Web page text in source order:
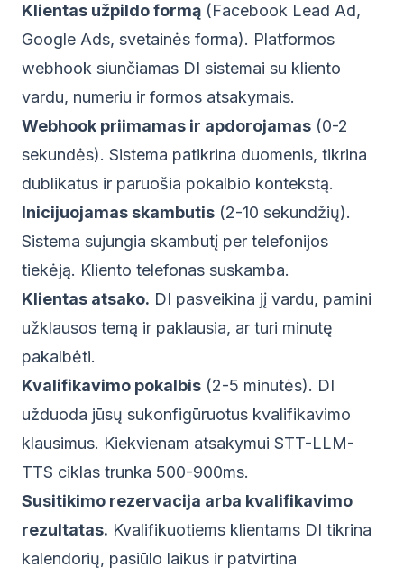
Klientas užpildo formą (Facebook Lead Ad,
Google Ads, svetainės forma). Platformos
webhook siunčiamas DI sistemai su kliento
vardu, numeriu ir formos atsakymais.
Webhook priimamas ir apdorojamas (0-2
sekundės). Sistema patikrina duomenis, tikrina
dublikatus ir paruošia pokalbio kontekstą.
Inicijuojamas skambutis (2-10 sekundžių).
Sistema sujungia skambutį per telefonijos
tiekėją. Kliento telefonas suskamba.
Klientas atsako. DI pasveikina jį vardu, pamini
užklausos temą ir paklausia, ar turi minutę
pakalbėti.
Kvalifikavimo pokalbis (2-5 minutės). DI
užduoda jūsų sukonfigūruotus kvalifikavimo
klausimus. Kiekvienam atsakymui STT-LLM-
TTS ciklas trunka 500-900ms.
Susitikimo rezervacija arba kvalifikavimo
rezultatas. Kvalifikuotiems klientams DI tikrina
kalendorių, pasiūlo laikus ir patvirtina